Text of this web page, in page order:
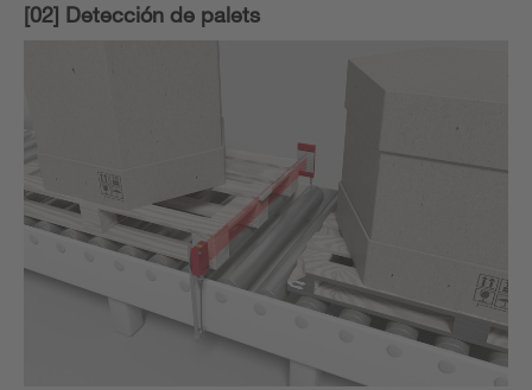
[02] Detección de palets